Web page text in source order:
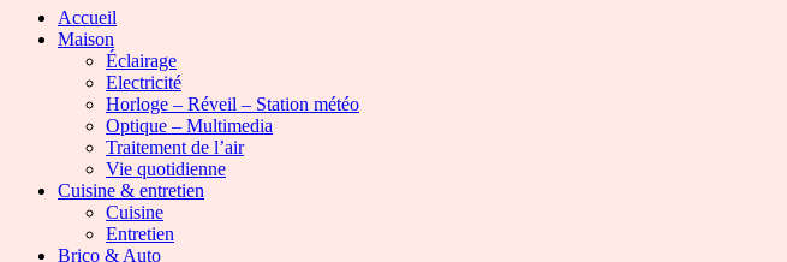
Accueil
Maison
Éclairage
Electricité
Horloge – Réveil – Station météo
Optique – Multimedia
Traitement de l’air
Vie quotidienne
Cuisine & entretien
Cuisine
Entretien
Brico & Auto